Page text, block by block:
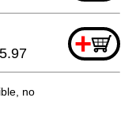
+
no se puede pedir